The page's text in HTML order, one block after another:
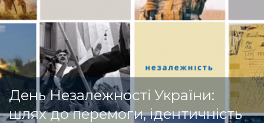
День Незалежності України:
шлях до перемоги, ідентичність